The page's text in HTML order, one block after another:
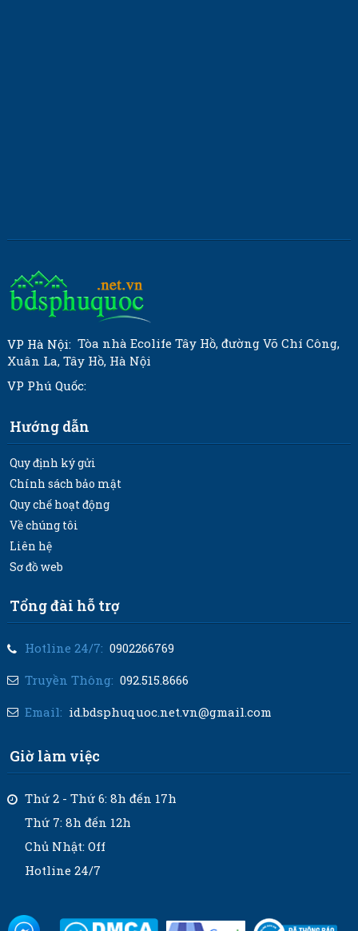
VP Hà Nội: Tòa nhà Ecolife Tây Hồ, đường Võ Chí Công,
Xuân La, Tây Hồ, Hà Nội
VP Phú Quốc:
Hướng dẫn
Quy định ký gửi
Chính sách bảo mật
Quy chế hoạt động
Về chúng tôi
Liên hệ
Sơ đồ web
Tổng đài hỗ trợ
Hotline 24/7: 0902266769
Truyền Thông: 092.515.8666
Email: id.bdsphuquoc.net.vn@gmail.com
Giờ làm việc
Thứ 2 - Thứ 6: 8h đến 17h
Thứ 7: 8h đến 12h
Chủ Nhật: Off
Hotline 24/7